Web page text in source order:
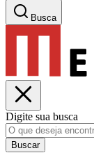
Busca
Digite sua busca
Buscar